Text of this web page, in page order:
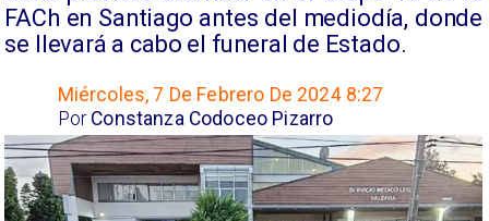
FACh en Santiago antes del mediodía, donde
se llevará a cabo el funeral de Estado.
Miércoles, 7 De Febrero De 2024 8:27
Constanza Codoceo Pizarro
Por